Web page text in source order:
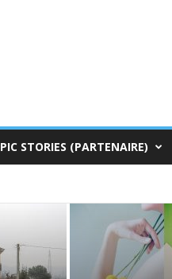
STORIES (PARTENAIRE)